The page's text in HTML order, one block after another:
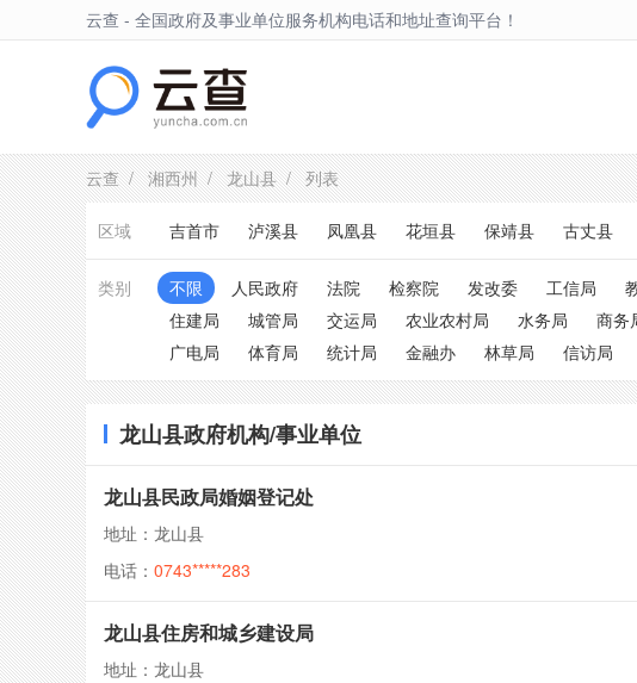
云查 - 全国政府及事业单位服务机构电话和地址查询平台！
云查/湘西州/龙山县/ 列表
区域 吉首市 泸溪县 凤凰县 花垣县 保靖县 古丈县
类别 不限 人民政府 法院 检察院 发改委 工信局
住建局
城管局 交运局 农业农村局 水务局 商务
广电局
体育局 统计局 金融办 林草局 信访局
龙山县政府机构/事业单位
龙山县民政局婚姻登记处
地址：龙山县
电话： 0743*****283
龙山县住房和城乡建设局
地址：龙山县